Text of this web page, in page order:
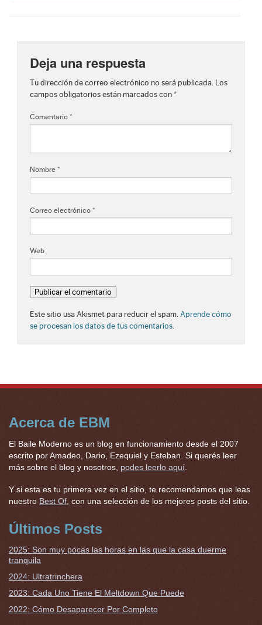
Deja una respuesta
Tu dirección de correo electrónico no será publicada.
Los
campos obligatorios están marcados con *
Comentario *
Nombre *
Correo electrónico *
Web
Este sitio usa Akismet para reducir el spam. Aprende cómo
se procesan los datos de tus comentarios.
Acerca de EBM
El Baile Moderno es un blog en funcionamiento desde el 2007
escrito por Amadeo, Dario, Ezequiel y Esteban. Si querés leer
más sobre el blog y nosotros, podes leerlo aquí.
Y si esta es tu primera vez en el sitio, te recomendamos que leas
nuestro Best Of, con una selección de los mejores posts del sitio.
Últimos Posts
2025: Son muy pocas las horas en las que la casa duerme
tranquila
2024: Ultratrinchera
2023: Cada Uno Tiene El Meltdown Que Puede
2022: Cómo Desaparecer Por Completo